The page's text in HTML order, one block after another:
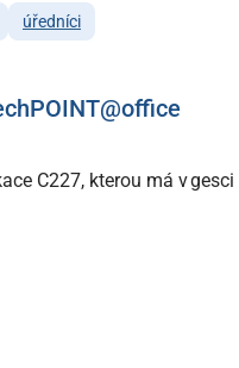
úředníci
C227, kterou má v